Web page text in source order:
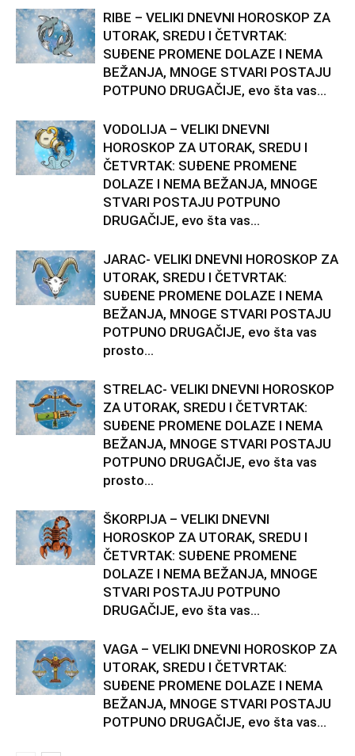
RIBE – VELIKI DNEVNI HOROSKOP ZA
UTORAK, SREDU I ČETVRTAK:
SUĐENE PROMENE DOLAZE I NEMA
BEŽANJA, MNOGE STVARI POSTAJU
POTPUNO DRUGAČIJE, evo šta vas...
VODOLIJA – VELIKI DNEVNI
HOROSKOP ZA UTORAK, SREDU I
ČETVRTAK: SUĐENE PROMENE
DOLAZE I NEMA BEŽANJA, MNOGE
STVARI POSTAJU POTPUNO
DRUGAČIJE, evo šta vas...
JARAC- VELIKI DNEVNI HOROSKOP ZA
UTORAK, SREDU I ČETVRTAK:
SUĐENE PROMENE DOLAZE I NEMA
BEŽANJA, MNOGE STVARI POSTAJU
POTPUNO DRUGAČIJE, evo šta vas
prosto...
STRELAC- VELIKI DNEVNI HOROSKOP
ZA UTORAK, SREDU I ČETVRTAK:
SUĐENE PROMENE DOLAZE I NEMA
BEŽANJA, MNOGE STVARI POSTAJU
POTPUNO DRUGAČIJE, evo šta vas
prosto...
ŠKORPIJA – VELIKI DNEVNI
HOROSKOP ZA UTORAK, SREDU I
ČETVRTAK: SUĐENE PROMENE
DOLAZE I NEMA BEŽANJA, MNOGE
STVARI POSTAJU POTPUNO
DRUGAČIJE, evo šta vas...
VAGA – VELIKI DNEVNI HOROSKOP ZA
UTORAK, SREDU I ČETVRTAK:
SUĐENE PROMENE DOLAZE I NEMA
BEŽANJA, MNOGE STVARI POSTAJU
POTPUNO DRUGAČIJE, evo šta vas...